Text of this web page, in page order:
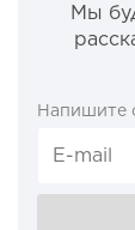
Мы
Напишите